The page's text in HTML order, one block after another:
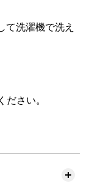
て洗濯機で洗え
ださい。